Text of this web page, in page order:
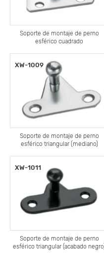
Soporte de montaje de perno
esférico cuadrado
Soporte de montaje de perno
esférico triangular (mediano)
XW-1009
Soporte de montaje de perno
esférico triangular (acabado negro)
XW-1011